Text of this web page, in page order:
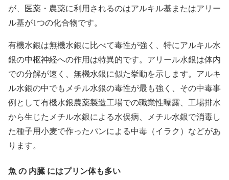
が、医薬・農薬に利用されるのはアルキル基またはアリー
ル基が1つの化合物です。
有機水銀は無機水銀に比べて毒性が強く、特にアルキル水
銀の中枢神経への作用は特異的です。アリール水銀は体内
での分解が速く、無機水銀に似た挙動を示します。アルキ
ル水銀の中でもメチル水銀の毒性が最も強く、その中毒事
例として有機水銀農薬製造工場での職業性曝露、 工場排水
から生じたメチル水銀による水俣病、メチル水銀で消毒し
た種子用小麦で作ったパンによる中毒（イラク）などがあ
ります。
魚 の 内臓 にはプリン体も多い